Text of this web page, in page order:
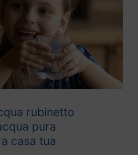
rubinetto
pura
casa tua